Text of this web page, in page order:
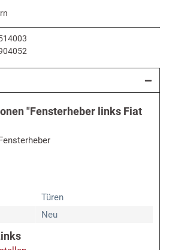
"Fensterheber links Fiat
Türen
Neu